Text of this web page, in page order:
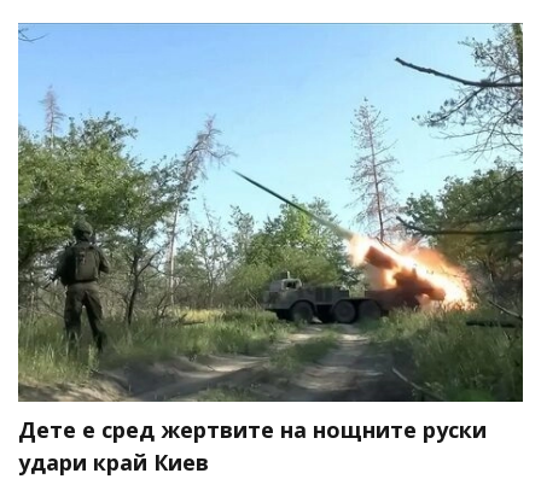
Дете е сред жертвите на нощните руски
удари край Киев